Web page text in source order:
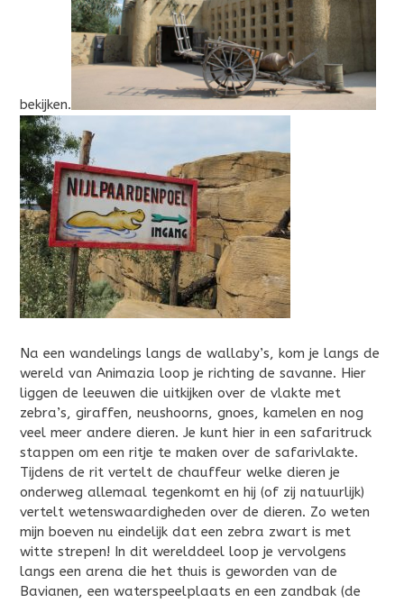
bekijken.
Na een wandelings langs de wallaby’s, kom je langs de
wereld van Animazia loop je richting de savanne. Hier
liggen de leeuwen die uitkijken over de vlakte met
zebra’s, giraffen, neushoorns, gnoes, kamelen en nog
veel meer andere dieren. Je kunt hier in een safaritruck
stappen om een ritje te maken over de safarivlakte.
Tijdens de rit vertelt de chauffeur welke dieren je
onderweg allemaal tegenkomt en hij (of zij natuurlijk)
vertelt wetenswaardigheden over de dieren. Zo weten
mijn boeven nu eindelijk dat een zebra zwart is met
witte strepen! In dit werelddeel loop je vervolgens
langs een arena die het thuis is geworden van de
Bavianen, een waterspeelplaats en een zandbak (de